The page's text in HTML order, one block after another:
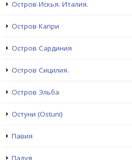
Остров Искья. Италия.
Остров Капри
Остров Сардиния
Остров Сицилия.
Остров Эльба
Остуни (Ostuni)
Павия
Падуя